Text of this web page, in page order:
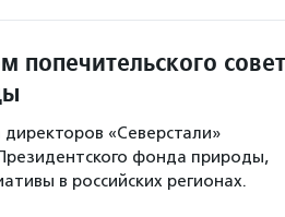
директоров «Северстали»
фонда природы,
в российских регионах.